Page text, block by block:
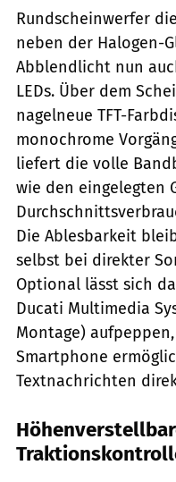
Rundscheinwerfer
neben der Halogen-
Abblendlicht nun
LEDs. Über dem
nagelneue TFT-
monochrome
liefert die volle
wie den eingelegten
Die Ablesbarkeit
selbst bei direkter
Optional lässt sich
Ducati Multimedia
Montage)
Smartphone
Textnachrichten